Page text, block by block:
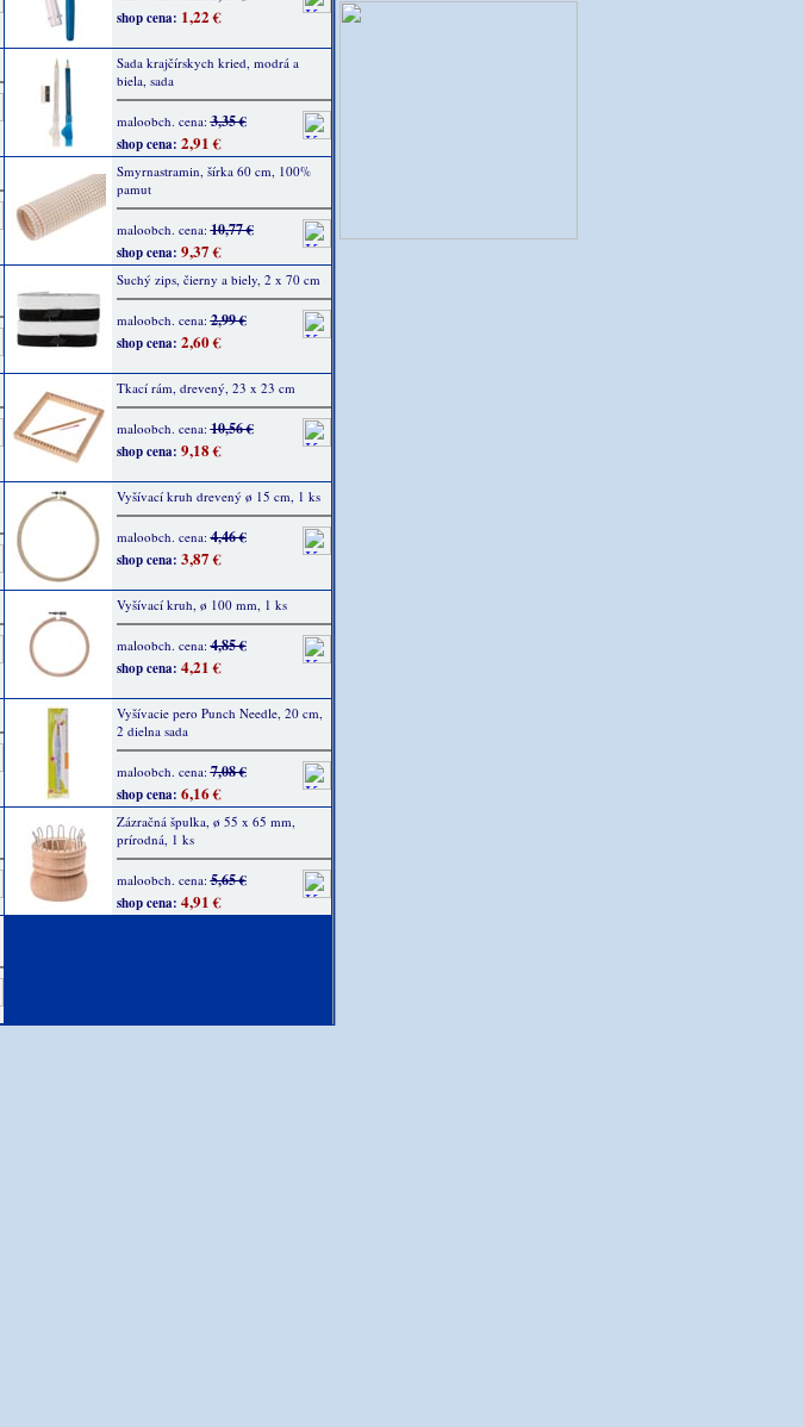
shop cena: 1,22 €
Sada krajčírskych kried, modrá a
biela, sada
maloobch. cena:3,35 €
shop cena: 2,91 €
Smyrnastramin, šírka 60 cm, 100%
pamut
maloobch. cena:10,77 €
shop cena: 9,37 €
Suchý zips, čierny a biely, 2 x 70 cm
maloobch. cena:2,99 €
shop cena: 2,60 €
Tkací rám, drevený, 23 x 23 cm
maloobch. cena:10,56 €
shop cena: 9,18 €
Vyšívací kruh drevený ø 15 cm, 1 ks
maloobch. cena:4,46 €
shop cena: 3,87 €
Vyšívací kruh, ø 100 mm, 1 ks
maloobch. cena:4,85 €
shop cena: 4,21 €
Vyšívacie pero Punch Needle, 20 cm,
2 dielna sada
maloobch. cena:7,08 €
shop cena: 6,16 €
Zázračná špulka, ø 55 x 65 mm,
prírodná, 1 ks
maloobch. cena:5,65 €
shop cena: 4,91 €